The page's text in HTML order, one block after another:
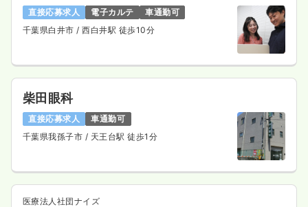
直接応募求人 電子カルテ
車通勤可
千葉県白井市 / 西白井駅 徒歩10分
柴田眼科
直接応募求人
車通勤可
千葉県我孫子市 / 天王台駅 徒歩1分
医療法人社団ナイズ